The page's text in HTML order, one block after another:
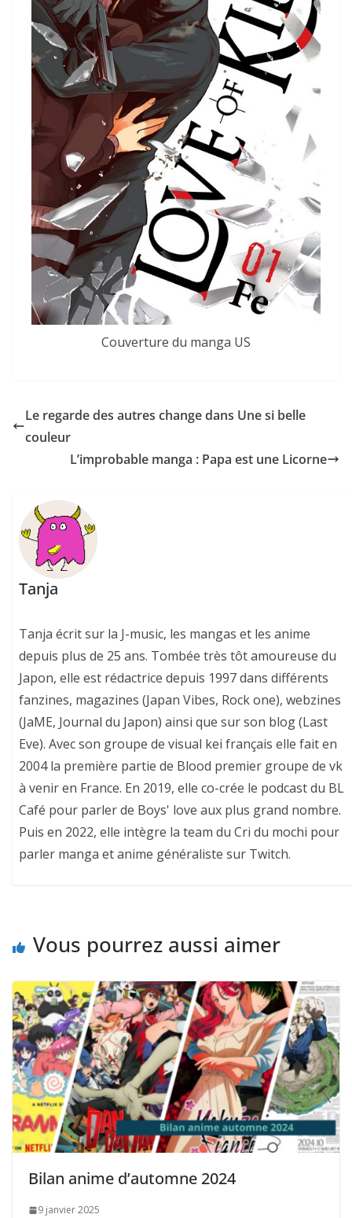
Couverture du manga US
Le regarde des autres change dans Une si belle
couleur
L’improbable manga : Papa est une Licorne
Tanja
Tanja écrit sur la J-music, les mangas et les anime
depuis plus de 25 ans. Tombée très tôt amoureuse du
Japon, elle est rédactrice depuis 1997 dans différents
fanzines, magazines (Japan Vibes, Rock one), webzines
(JaME, Journal du Japon) ainsi que sur son blog (Last
Eve). Avec son groupe de visual kei français elle fait en
2004 la première partie de Blood premier groupe de vk
à venir en France. En 2019, elle co-crée le podcast du BL
Café pour parler de Boys' love aux plus grand nombre.
Puis en 2022, elle intègre la team du Cri du mochi pour
parler manga et anime généraliste sur Twitch.
Vous pourrez aussi aimer
Bilan anime d’automne 2024
9 janvier 2025